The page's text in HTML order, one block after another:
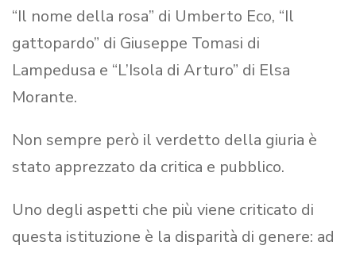
“Il nome della rosa” di Umberto Eco, “Il
gattopardo” di Giuseppe Tomasi di
Lampedusa e “L’Isola di Arturo” di Elsa
Morante.
Non sempre però il verdetto della giuria è
stato apprezzato da critica e pubblico.
Uno degli aspetti che più viene criticato di
questa istituzione è la disparità di genere: ad